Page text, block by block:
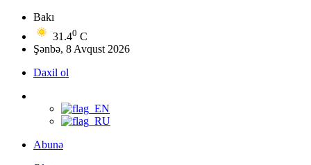
Bakı
31.40 C
Şənbə, 8 Avqust 2026
Daxil ol
Abunə